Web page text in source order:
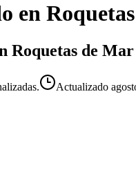
en
Roquetas de Mar
Actualizado